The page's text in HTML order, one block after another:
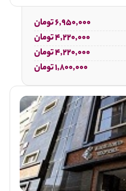
6,950,000 تومان
4,220,000 تومان
4,220,000 تومان
1,800,000 تومان